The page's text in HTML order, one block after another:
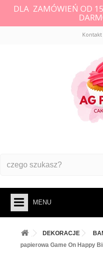
DLA ZAMÓWIEŃ OD
MENU
PIECZENIE
DEKORACJE
papierowa Game On Happy